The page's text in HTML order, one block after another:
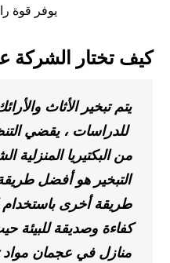
يوفر قوة
كيف تختار الشركة
يتم تبخير الأثاث
من البكتيريا المنزلية
التبخير هو أفضل
طريقة أخرى باستخدام
كفاءة وصديقة للبيئة
منازل في عجمان مواد